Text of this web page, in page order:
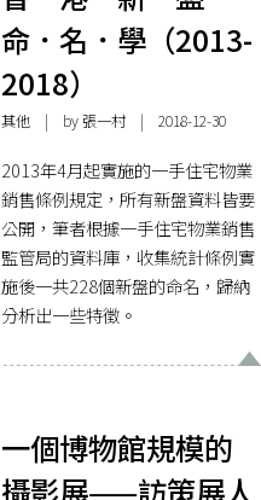
命．名．學（2013-
2018）
其他| by 張一村 | 2018-12-30
2013年4月起實施的一手住宅物業
銷售條例規定，所有新盤資料皆要
公開，筆者根據一手住宅物業銷售
監管局的資料庫，收集統計條例實
施後一共228個新盤的命名，歸納
分析出一些特徵。
一個博物館規模的
攝影展——訪策展人